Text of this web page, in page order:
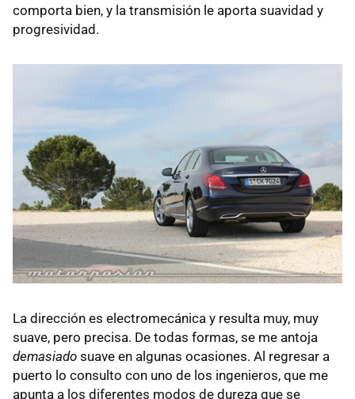
comporta bien, y la transmisión le aporta suavidad y
progresividad.
La dirección es electromecánica y resulta muy, muy
suave, pero precisa. De todas formas, se me antoja
demasiado suave en algunas ocasiones. Al regresar a
puerto lo consulto con uno de los ingenieros, que me
apunta a los diferentes modos de dureza que se